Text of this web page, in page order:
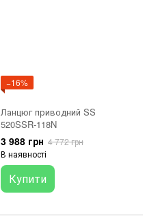
−16%
Ланцюг приводний SS
520SSR-118N
3 988 грн 4 772 грн
В наявності
Купити